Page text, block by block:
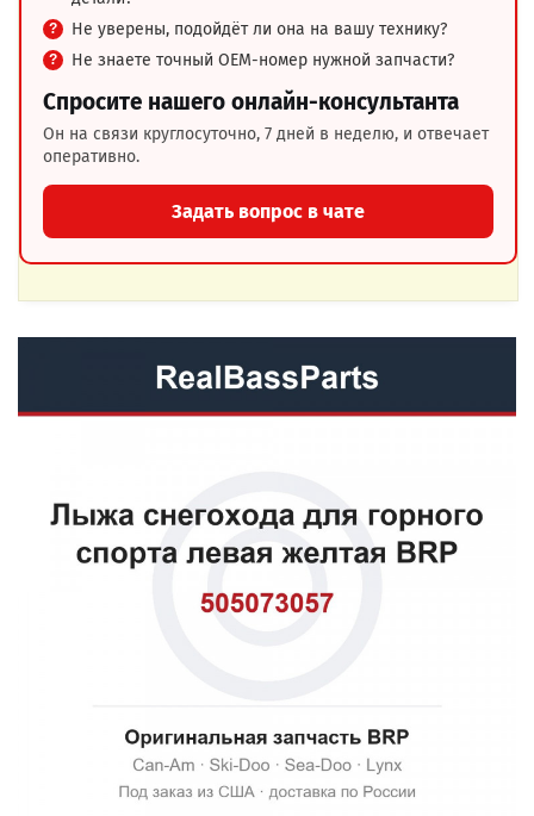
Не уверены, подойдёт ли она на вашу технику?
Не знаете точный OEM-номер нужной запчасти?
Спросите нашего онлайн-консультанта
Он на связи круглосуточно, 7 дней в неделю, и отвечает
оперативно.
Задать вопрос в чате